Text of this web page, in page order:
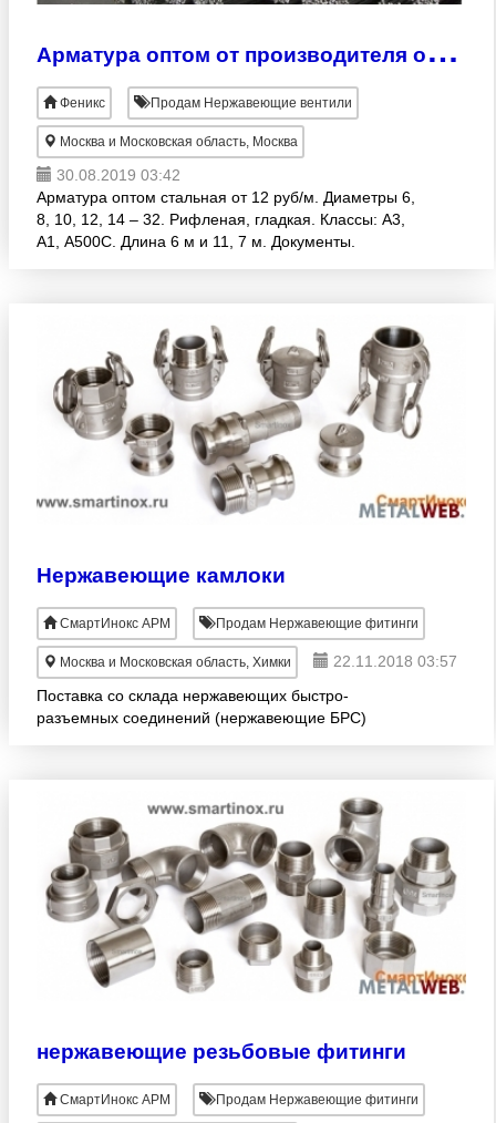
А
рматура оптом от производителя от 12 руб/м
Феникс Продам Нержавеющие вентили
Москва и Московская область, Москва
30.08.2019 03:42
Арматура оптом стальная от 12 руб/м. Диаметры 6,
8, 10, 12, 14 – 32. Рифленая, гладкая. Классы: А3,
А1, А500С. Длина 6 м и 11, 7 м. Документы.
Нержавеющие камлоки
СмартИнокс АРМ Продам Нержавеющие фитинги
Москва и Московская область, Химки
22.11.2018 03:57
Поставка со склада нержавеющих быстро-
разъемных соединений (нержавеющие БРС)
нержавеющие резьбовые фитинги
СмартИнокс АРМ Продам Нержавеющие фитинги